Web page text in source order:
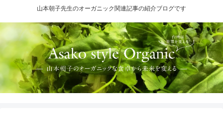
山本朝子先生のオーガニック関連記事の紹介ブログです